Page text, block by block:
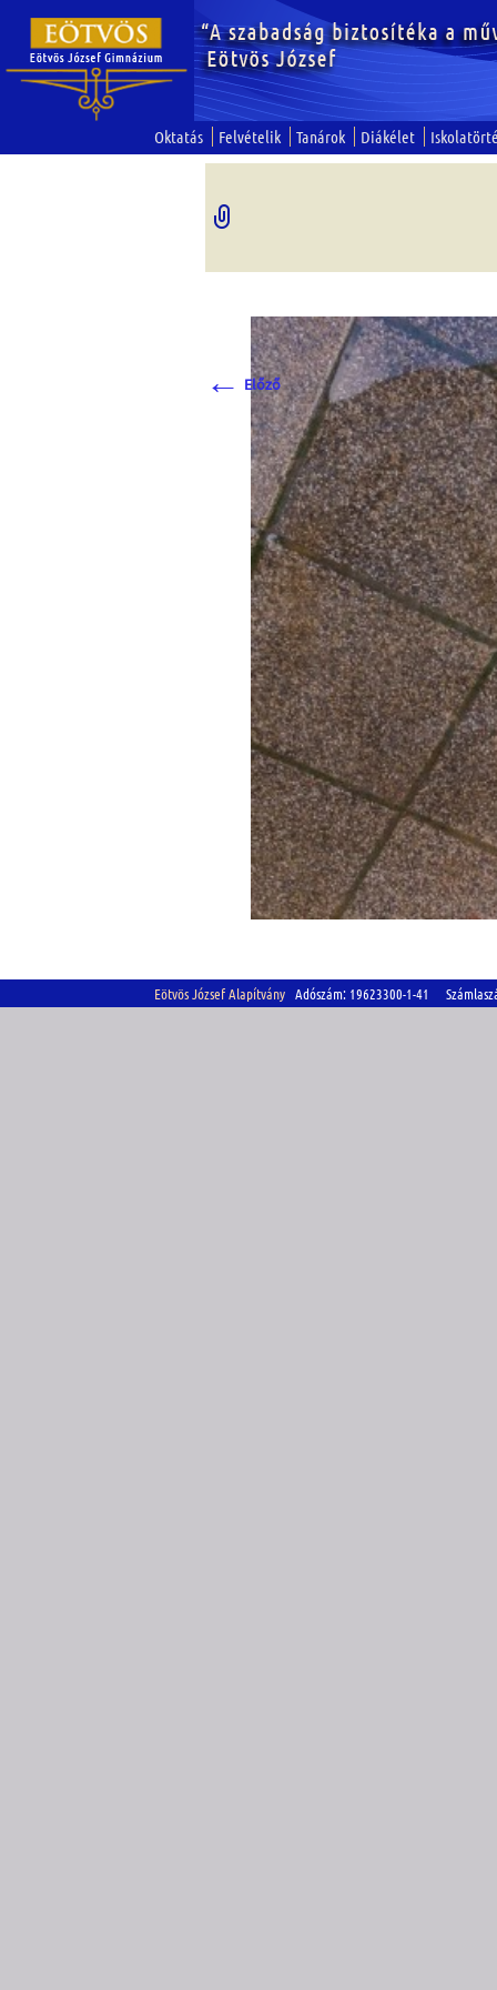
Oktatás Felvételik Tanárok Diákélet
← Előző
Eötvös József Alapítvány Adószám: 19623300-1-41